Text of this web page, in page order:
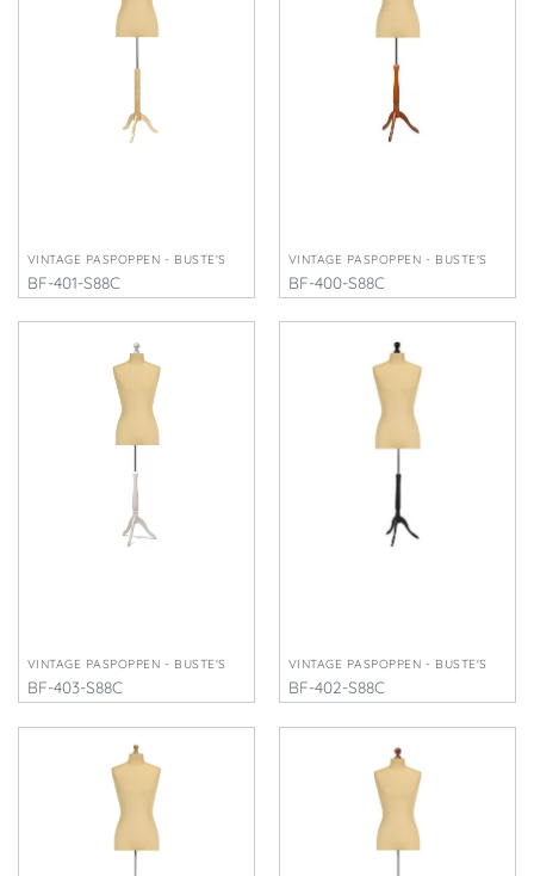
VINTAGE PASPOPPEN - BUSTE'S
BF-401-S88C
€210,00
VINTAGE PASPOPPEN - BUSTE'S
BF-400-S88C
€210,00
VINTAGE PASPOPPEN - BUSTE'S
BF-403-S88C
€215,00
VINTAGE PASPOPPEN - BUSTE'S
BF-402-S88C
€215,00